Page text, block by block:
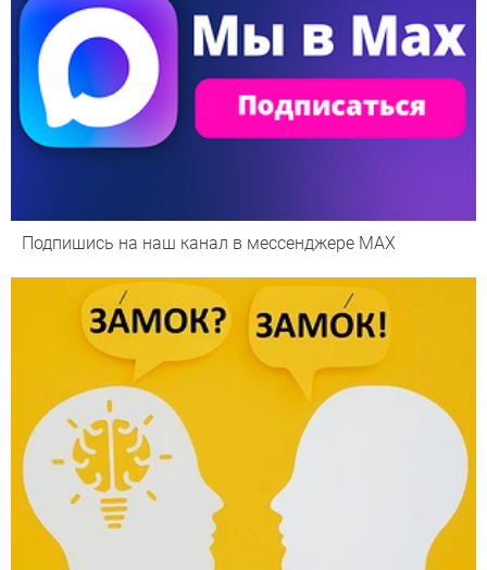
Подпишись на наш канал в мессенджере МАХ